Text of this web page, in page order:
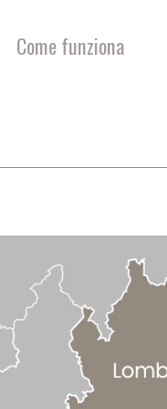
Come funziona